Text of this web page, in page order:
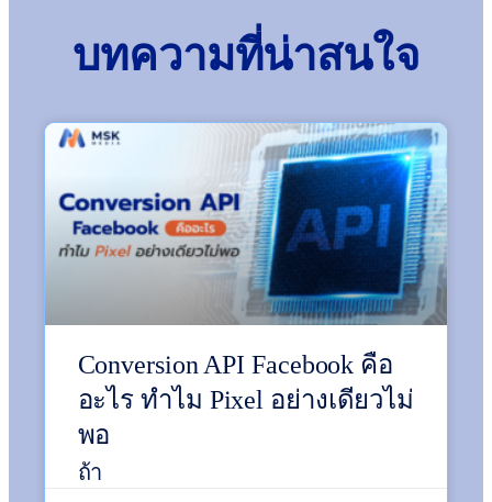
บทความที่น่าสนใจ
Conversion API Facebook คือ
อะไร ทำไม Pixel อย่างเดียวไม่
พอ
ถ้า